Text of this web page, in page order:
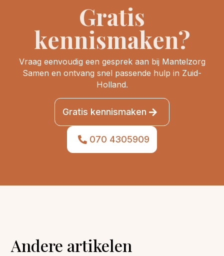
Gratis
kennismaken?
Vraag eenvoudig een gesprek aan bij Mantelzorg
Samen en ontvang snel passende hulp in Zuid-
Holland.
Gratis kennismaken
070 4305909
Andere artikelen